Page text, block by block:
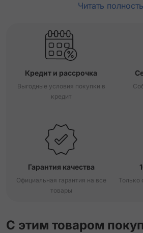
Читать
Кредит и рассрочка
Выгодные условия покупки в
кредит
Гарантия качества
Официальная гарантия на все
товары
Только
С этим товаром